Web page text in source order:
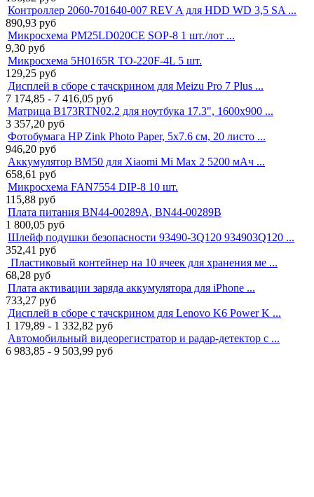
Контроллер 2060-701640-007 REV A для HDD WD 3,5 SA ...
890,93 руб
Микросхема PM25LD020CE SOP-8 1 шт./лот ...
9,30 руб
Микросхема 5H0165R TO-220F-4L 5 шт.
129,25 руб
Дисплей в сборе с тачскрином для Meizu Pro 7 Plus ...
7 174,85 - 7 416,05 руб
Матрица B173RTN02.2 для ноутбука 17.3", 1600x900 ...
3 357,20 руб
Фотобумага HP Zink Photo Paper, 5x7.6 см, 20 листо ...
946,20 руб
Аккумулятор BM50 для Xiaomi Mi Max 2 5200 мАч ...
658,61 руб
Микросхема FAN7554 DIP-8 10 шт.
115,88 руб
Плата питания BN44-00289A, BN44-00289B
1 800,05 руб
Шлейф подушки безопасности 93490-3Q120 934903Q120 ...
352,41 руб
Пластиковый контейнер на 10 ячеек для хранения ме ...
68,28 руб
Плата активации заряда аккумулятора для iPhone ...
733,27 руб
Дисплей в сборе с тачскрином для Lenovo K6 Power K ...
1 179,89 - 1 332,82 руб
Автомобильный видеорегистратор и радар-детектор с ...
6 983,85 - 9 503,99 руб